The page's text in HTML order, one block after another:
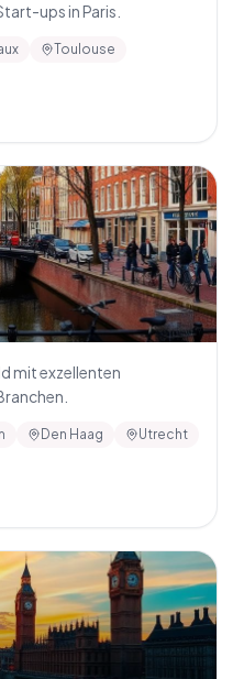
ups in Paris.
Toulouse
mit exzellenten
Den Haag
Utrecht